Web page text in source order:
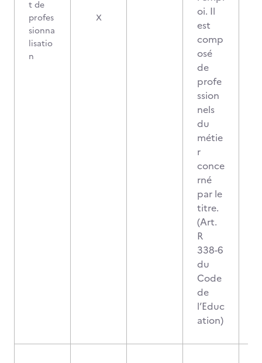
t de
profes
sionna
lisatio
n
X
oi. Il
est
comp
osé
de
profe
ssion
nels
du
métie
r
conce
rné
par le
titre.
(Art.
R
338-6
du
Code
de
l’Educ
ation)